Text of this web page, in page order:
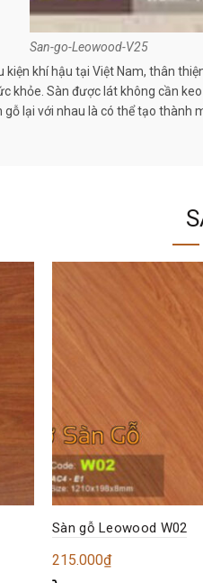
San-go-Leowood-V25
kiện khí hậu tại Việt Nam, thân
khỏe. Sàn được lát không cần
gỗ lại với nhau là có thể tạo thành
Sàn gỗ Leowood W02
215.000₫